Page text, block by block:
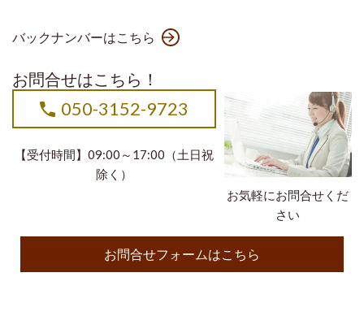
バックナンバーはこちら
お問合せはこちら！
お気軽にお問合せくだ
さい
050-3152-9723
【受付時間】09:00～17:00（土日祝
除く）
お問合せフォームはこちら